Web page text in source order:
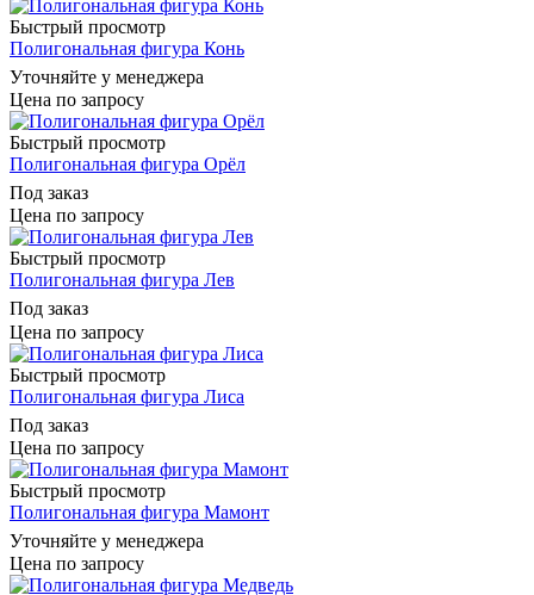
Быстрый просмотр
Полигональная фигура Конь
Уточняйте у менеджера
Цена по запросу
Быстрый просмотр
Полигональная фигура Орёл
Под заказ
Цена по запросу
Быстрый просмотр
Полигональная фигура Лев
Под заказ
Цена по запросу
Быстрый просмотр
Полигональная фигура Лиса
Под заказ
Цена по запросу
Быстрый просмотр
Полигональная фигура Мамонт
Уточняйте у менеджера
Цена по запросу